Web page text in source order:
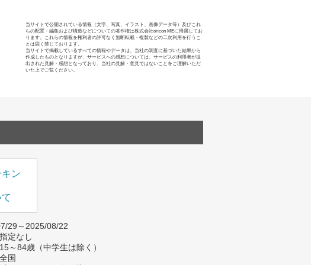
当サイトで公開されている情報（文字、写真、イラスト、画像データ等）及びこれ
らの配置・編集および構造などについての著作権は株式会社oricon MEに帰属してお
ります。これらの情報を権利者の許可なく無断転載・複製などの二次利用を行うこ
とは固く禁じております。
当サイトで掲載しているすべての情報やデータは、当社の調査に基づいた結果から
作成したものとなりますが、サービスへの感想については、サービスの利用者が提
出された見解・感想となっており、当社の見解・意見ではないことをご理解いただ
いた上でご覧ください。
ン
29～2025/08/22
定なし
～84歳（中学生は除く）
国